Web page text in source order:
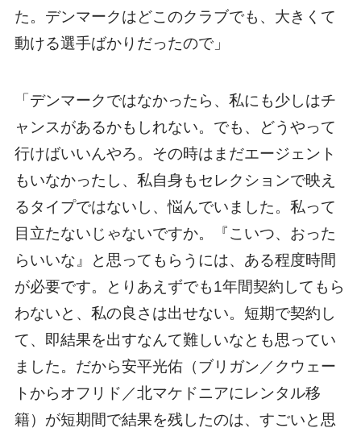
た。デンマークはどこのクラブでも、大きくて
動ける選手ばかりだったので」
「デンマークではなかったら、私にも少しはチ
ャンスがあるかもしれない。でも、どうやって
行けばいいんやろ。その時はまだエージェント
もいなかったし、私自身もセレクションで映え
るタイプではないし、悩んでいました。私って
目立たないじゃないですか。『こいつ、おった
らいいな』と思ってもらうには、ある程度時間
が必要です。とりあえずでも1年間契約してもら
わないと、私の良さは出せない。短期で契約し
て、即結果を出すなんて難しいなとも思ってい
ました。だから安平光佑（ブリガン／クウェー
トからオフリド／北マケドニアにレンタル移
籍）が短期間で結果を残したのは、すごいと思